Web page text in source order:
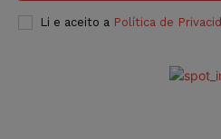
Li e aceito a Política de